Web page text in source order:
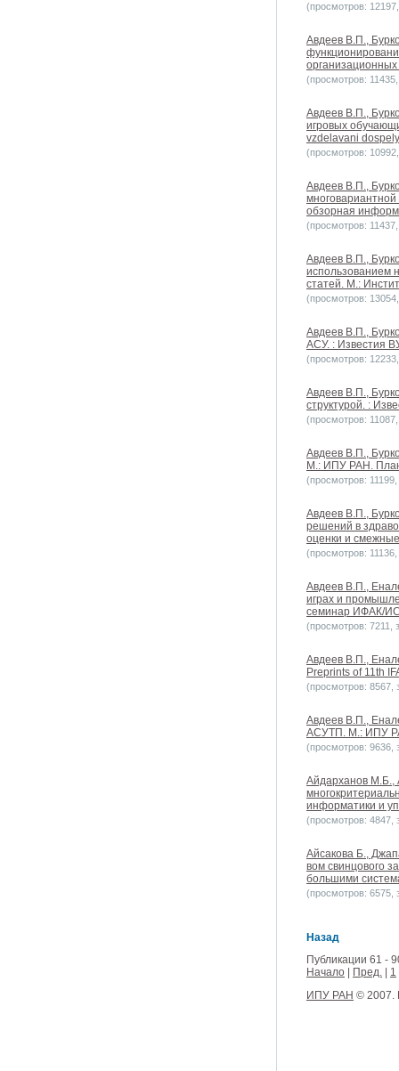
(просмотров:
Авдеев В.П.,
(просмотров:
Авдеев В.П.,
игровых
vzdelavani
(просмотров:
Авдеев В.П.,
обзорная
(просмотров:
Авдеев В.П.,
использованием
статей. М.:
(просмотров:
Авдеев В.П.,
АСУ. : Известия
(просмотров:
Авдеев В.П.,
структурой. :
(просмотров:
Авдеев В.П.,
М.: ИПУ РАН.
(просмотров:
Авдеев В.П.,
решений в
оценки и
(просмотров:
Авдеев В.П.,
играх и
семинар ИФАК/
(просмотров: 7211,
Авдеев В.П.,
Preprints of 11th
(просмотров: 8567,
Авдеев В.П.,
АСУТП. М.: ИПУ
(просмотров: 9636,
Айдарханов М.Б.,
информатики и
(просмотров: 4847,
Айсакова Б.,
вом свинцового
большими
(просмотров: 6575,
Назад
Публикации 61 -
Начало
Пред.
1
ИПУ РАН © 2007.